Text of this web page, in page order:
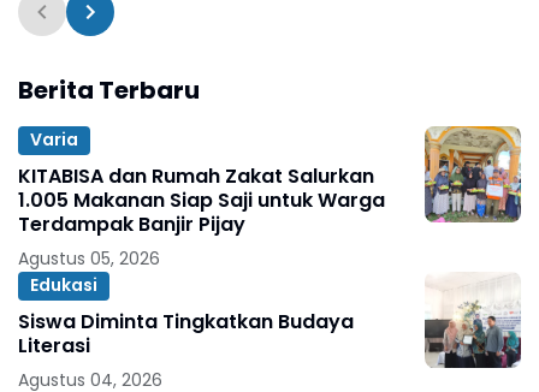
Berita Terbaru
Varia
KITABISA dan Rumah Zakat Salurkan
1.005 Makanan Siap Saji untuk Warga
Terdampak Banjir Pijay
Agustus 05, 2026
Edukasi
Siswa Diminta Tingkatkan Budaya
Literasi
Agustus 04, 2026